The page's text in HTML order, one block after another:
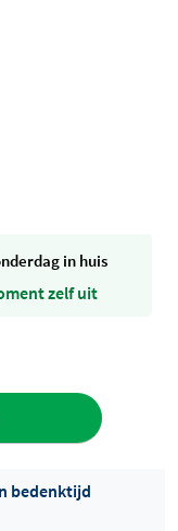
in huis
zelf uit
bedenktijd